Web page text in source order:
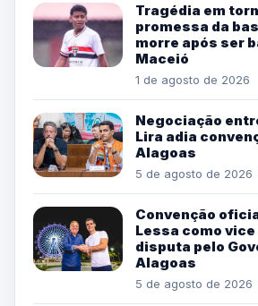
Tragédia em
promessa da
morre após ser
Maceió
1 de agosto de 2026
Negociação
Lira adia
Alagoas
5 de agosto de 2026
Convenção
Lessa como vice
disputa pelo
Alagoas
5 de agosto de 2026